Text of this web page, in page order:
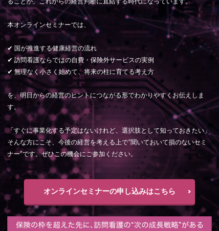
本オンラインセミナーでは、
✔ 国が推進する健康経営の流れ
✔ 訪問看護ならではの自費・保険外サービスの実例
✔ 無理なく小さく始めて、将来の柱に育てる考え方
を、明日からの経営のヒントにつながる形でわかりやすくお伝えしま
す。
「すぐに事業化する予定はないけれど、選択肢として知っておきたい」
そんな方にこそ、今後の経営を考える上で“聞いておいて損のないセミ
ナー”です。ぜひこの機会にご参加ください。
オンラインセミナーの申し込みはこちら